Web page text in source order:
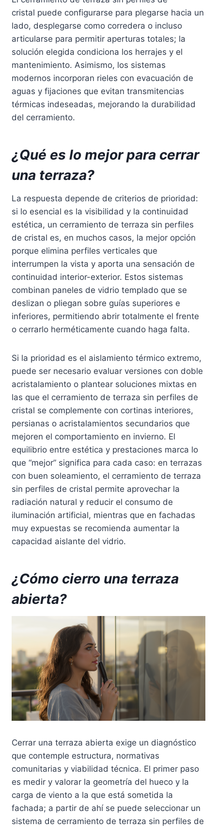
cristal puede configurarse para plegarse hacia un
lado, desplegarse como corredera o incluso
articularse para permitir aperturas totales; la
solución elegida condiciona los herrajes y el
mantenimiento. Asimismo, los sistemas
modernos incorporan rieles con evacuación de
aguas y fijaciones que evitan transmitencias
térmicas indeseadas, mejorando la durabilidad
del cerramiento.
¿Qué es lo mejor para cerrar
una terraza?
La respuesta depende de criterios de prioridad:
si lo esencial es la visibilidad y la continuidad
estética, un cerramiento de terraza sin perfiles
de cristal es, en muchos casos, la mejor opción
porque elimina perfiles verticales que
interrumpen la vista y aporta una sensación de
continuidad interior-exterior. Estos sistemas
combinan paneles de vidrio templado que se
deslizan o pliegan sobre guías superiores e
inferiores, permitiendo abrir totalmente el frente
o cerrarlo herméticamente cuando haga falta.
Si la prioridad es el aislamiento térmico extremo,
puede ser necesario evaluar versiones con doble
acristalamiento o plantear soluciones mixtas en
las que el cerramiento de terraza sin perfiles de
cristal se complemente con cortinas interiores,
persianas o acristalamientos secundarios que
mejoren el comportamiento en invierno. El
equilibrio entre estética y prestaciones marca lo
que “mejor” significa para cada caso: en terrazas
con buen soleamiento, el cerramiento de terraza
sin perfiles de cristal permite aprovechar la
radiación natural y reducir el consumo de
iluminación artificial, mientras que en fachadas
muy expuestas se recomienda aumentar la
capacidad aislante del vidrio.
¿Cómo cierro una terraza
abierta?
Cerrar una terraza abierta exige un diagnóstico
que contemple estructura, normativas
comunitarias y viabilidad técnica. El primer paso
es medir y valorar la geometría del hueco y la
carga de viento a la que está sometida la
fachada; a partir de ahí se puede seleccionar un
sistema de cerramiento de terraza sin perfiles de